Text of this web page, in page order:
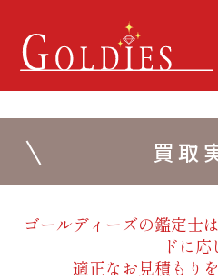
買取
ゴールディーズの鑑定士
ドに応
適正なお見積もり